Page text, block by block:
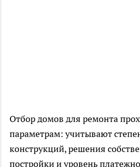
Отбор домов для ремонта
параметрам: учитывают
конструкций, решения
постройки и уровень